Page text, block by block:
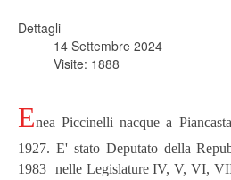
Dettagli
14 Settembre 2024
Visite: 1888
Enea Piccinelli nacque a
1927. E' stato Deputato della
1983 nelle Legislature IV, V, VI,